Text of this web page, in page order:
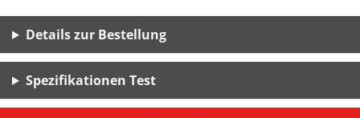
Details zur Bestellung
Spezifikationen Test